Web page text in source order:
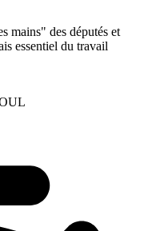
mains" des députés et
essentiel du travail